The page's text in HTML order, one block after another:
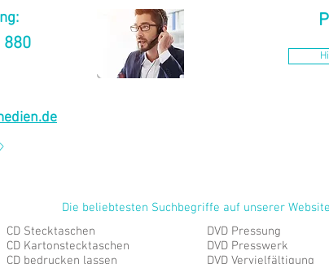
880
Die beliebtesten Suchbegriffe auf unserer
CD Stecktaschen
CD Kartonstecktaschen
CD bedrucken lassen
DVD Pressung
DVD Presswerk
DVD Vervielfältigung